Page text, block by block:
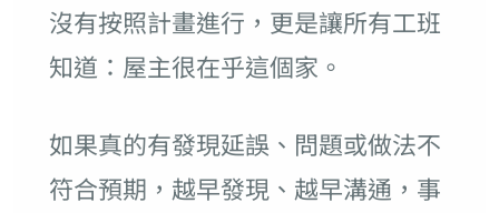
沒有按照計畫進行，更是讓所有工班
知道：屋主很在乎這個家。
如果真的有發現延誤、問題或做法不
符合預期，越早發現、越早溝通，事